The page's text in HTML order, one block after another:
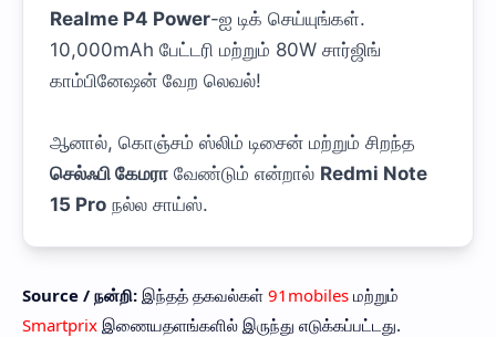
Realme P4 Power-ஐ டிக் செய்யுங்கள்.
10,000mAh பேட்டரி மற்றும் 80W சார்ஜிங்
காம்பினேஷன் வேற லெவல்!
ஆனால், கொஞ்சம் ஸ்லிம் டிசைன் மற்றும் சிறந்த
செல்ஃபி கேமரா வேண்டும் என்றால் Redmi Note
15 Pro நல்ல சாய்ஸ்.
Source / நன்றி: இந்தத் தகவல்கள் 91mobiles மற்றும்
Smartprix இணையதளங்களில் இருந்து எடுக்கப்பட்டது.